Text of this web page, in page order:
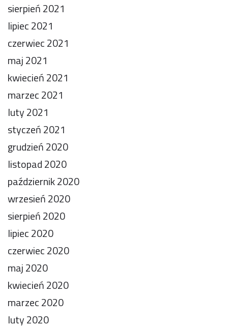
sierpień 2021
lipiec 2021
czerwiec 2021
maj 2021
kwiecień 2021
marzec 2021
luty 2021
styczeń 2021
grudzień 2020
listopad 2020
październik 2020
wrzesień 2020
sierpień 2020
lipiec 2020
czerwiec 2020
maj 2020
kwiecień 2020
marzec 2020
luty 2020